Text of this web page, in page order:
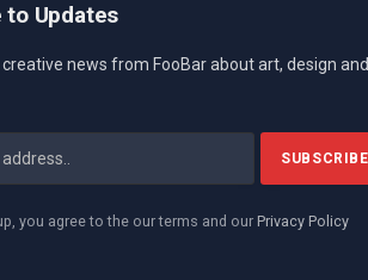
Updates
news from FooBar about art, design and
you agree to the our terms and ourPrivacy Policy